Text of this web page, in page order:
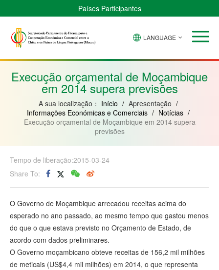
Países Participantes
Verde
Bissau
Guiné
Moçambique
LANGUAGE
Execução orçamental de Moçambique
em 2014 supera previsões
A sua localização： Início / Apresentação /
Informações Económicas e Comerciais / Notícias /
Execução orçamental de Moçambique em 2014 supera
previsões
Tempo de liberação:2015-03-24
Share To:
O Governo de Moçambique arrecadou receitas acima do
esperado no ano passado, ao mesmo tempo que gastou menos
do que o que estava previsto no Orçamento de Estado, de
acordo com dados preliminares.
O Governo moçambicano obteve receitas de 156,2 mil milhões
de meticais (US$4,4 mil milhões) em 2014, o que representa